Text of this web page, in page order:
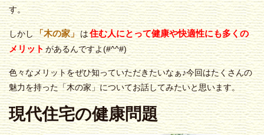
す。
しかし「木の家」は住む人にとって健康や快適性にも多くの
メリットがあるんですよ(#^^#)
色々なメリットをぜひ知っていただきたいなぁ♪今回はたくさんの
魅力を持った「木の家」についてお話してみたいと思います。
現代住宅の健康問題